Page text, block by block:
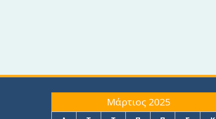
Μάρτιος 2025